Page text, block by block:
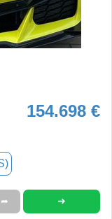
154.698 €
➦ ➜